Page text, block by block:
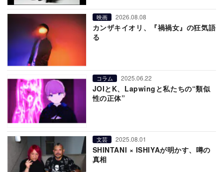
映画 2026.08.08
カンザキイオリ、『禍禍女』の狂気語
る
コラム 2025.06.22
JOIとK、Lapwingと私たちの“類似
性の正体”
文芸 2025.08.01
SHINTANI × ISHIYAが明かす、噂の
真相